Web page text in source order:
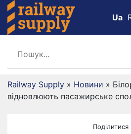
Ua
Railway Supply » Новини »
відновлюють пасажирське
Поділитися